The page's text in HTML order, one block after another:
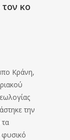
κο
Κράνη,
την
φυσικό